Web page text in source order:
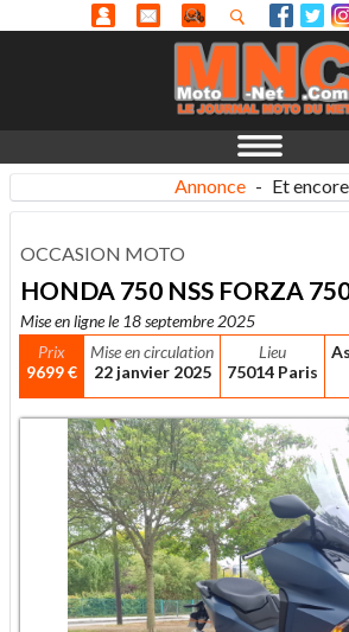
Annonce - Et
OCCASION MOTO
HONDA 750 NSS FORZA
Mise en ligne le 18 septembre 2025
Prix
9699 €
Mise en circulation
22 janvier 2025
Lieu
75014 Paris